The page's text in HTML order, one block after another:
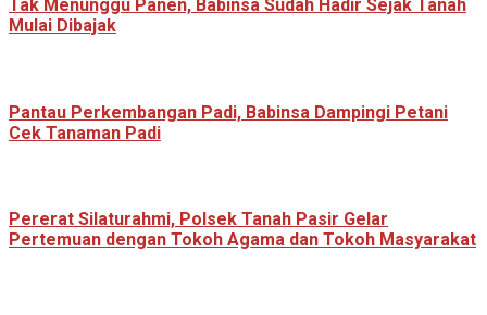
Tak Menunggu Panen, Babinsa Sudah Hadir Sejak Tanah
Mulai Dibajak
Pantau Perkembangan Padi, Babinsa Dampingi Petani
Cek Tanaman Padi
Pererat Silaturahmi, Polsek Tanah Pasir Gelar
Pertemuan dengan Tokoh Agama dan Tokoh Masyarakat